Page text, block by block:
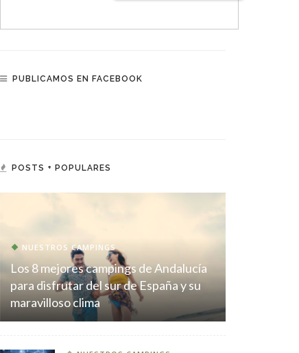
PUBLICAMOS EN FACEBOOK
POSTS + POPULARES
NUESTROS CAMPINGS
Los 8 mejores campings de Andalucía
para disfrutar del sur de España y su
maravilloso clima